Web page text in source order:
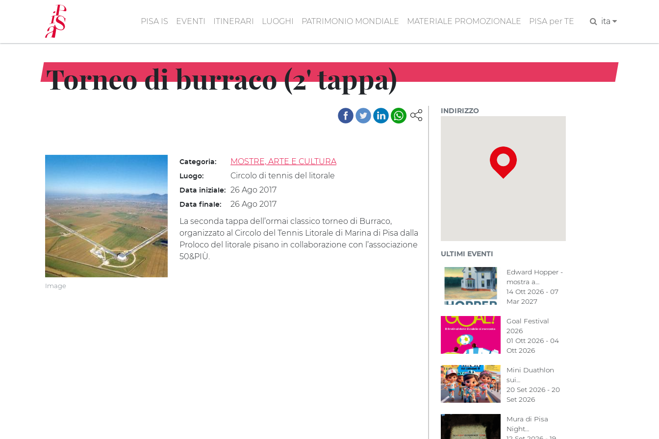
principale
PISA IS EVENTI ITINERARI LUOGHI PATRIMONIO MONDIALE MATERIALE PROMOZIONALE PISA per TE Cerca ita
Torneo di burraco (2' tappa)
Image
Categoria: MOSTRE, ARTE E CULTURA
Luogo: Circolo di tennis del litorale
Data iniziale: 26 Ago 2017
Data finale:
26 Ago 2017
La seconda tappa dell’ormai classico torneo di Burraco,
organizzato al Circolo del Tennis Litorale di Marina di Pisa dalla
Proloco del litorale pisano in collaborazione con l’associazione
50&PIÙ.
INDIRIZZO
ULTIMI EVENTI
Edward Hopper -
mostra a…
14 Ott 2026 - 07
Mar 2027
Goal Festival
2026
01 Ott 2026 - 04
Ott 2026
Mini Duathlon
sui…
20 Set 2026 - 20
Set 2026
Mura di Pisa
Night…